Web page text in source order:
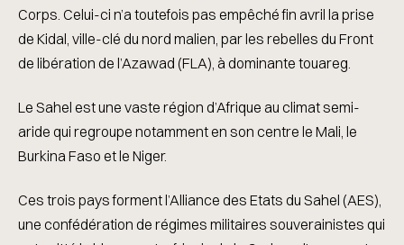
Corps. Celui-ci n’a toutefois pas empêché fin avril la prise
de Kidal, ville-clé du nord malien, par les rebelles du Front
de libération de l’Azawad (FLA), à dominante touareg.
Le Sahel est une vaste région d’Afrique au climat semi-
aride qui regroupe notamment en son centre le Mali, le
Burkina Faso et le Niger.
Ces trois pays forment l’Alliance des Etats du Sahel (AES),
une confédération de régimes militaires souverainistes qui